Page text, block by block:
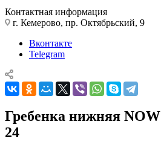
Контактная информация
г. Кемерово, пр. Октябрьский, 9
Вконтакте
Telegram
Гребенка нижняя
24